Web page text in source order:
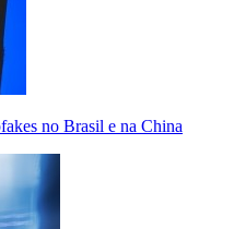
no Brasil e na China